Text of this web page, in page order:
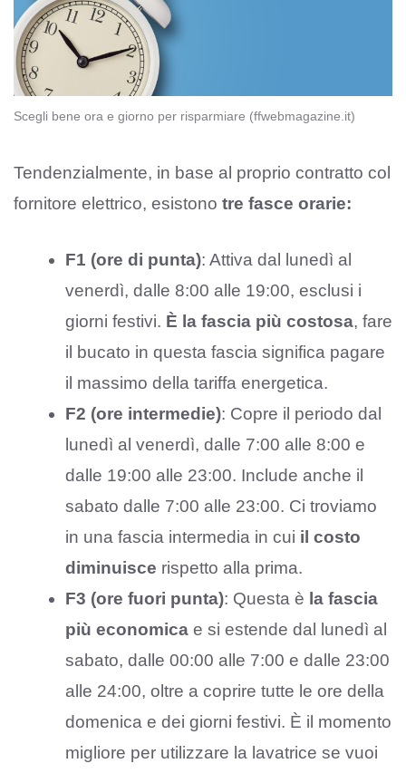
Scegli bene ora e giorno per risparmiare (ffwebmagazine.it)
Tendenzialmente, in base al proprio contratto col
fornitore elettrico, esistono tre fasce orarie:
F1 (ore di punta): Attiva dal lunedì al
venerdì, dalle 8:00 alle 19:00, esclusi i
giorni festivi. È la fascia più costosa, fare
il bucato in questa fascia significa pagare
il massimo della tariffa energetica.
F2 (ore intermedie): Copre il periodo dal
lunedì al venerdì, dalle 7:00 alle 8:00 e
dalle 19:00 alle 23:00. Include anche il
sabato dalle 7:00 alle 23:00. Ci troviamo
in una fascia intermedia in cui il costo
diminuisce rispetto alla prima.
F3 (ore fuori punta): Questa è la fascia
più economica e si estende dal lunedì al
sabato, dalle 00:00 alle 7:00 e dalle 23:00
alle 24:00, oltre a coprire tutte le ore della
domenica e dei giorni festivi. È il momento
migliore per utilizzare la lavatrice se vuoi